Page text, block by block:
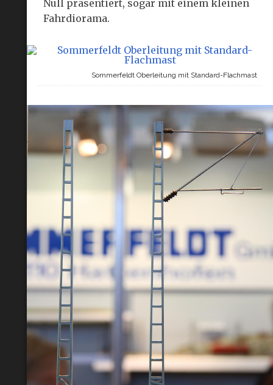
Null präsentiert, sogar mit einem kleinen
Fahrdiorama.
Sommerfeldt Oberleitung mit Standard-Flachmast